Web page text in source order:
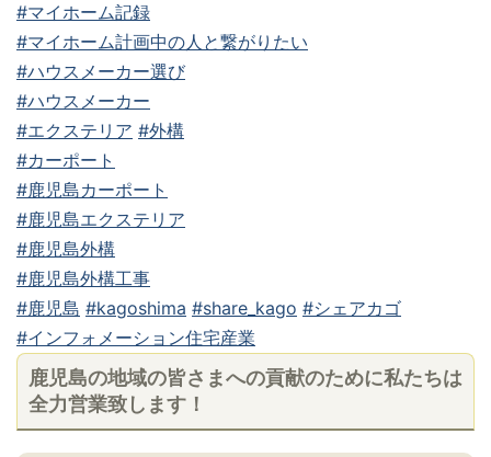
#マイホーム記録
#マイホーム計画中の人と繋がりたい
#ハウスメーカー選び
#ハウスメーカー
#エクステリア #外構
#カーポート
#鹿児島カーポート
#鹿児島エクステリア
#鹿児島外構
#鹿児島外構工事
#鹿児島 #kagoshima #share_kago #シェアカゴ
#インフォメーション住宅産業
鹿児島の地域の皆さまへの貢献のために私たちは
全力営業致します！